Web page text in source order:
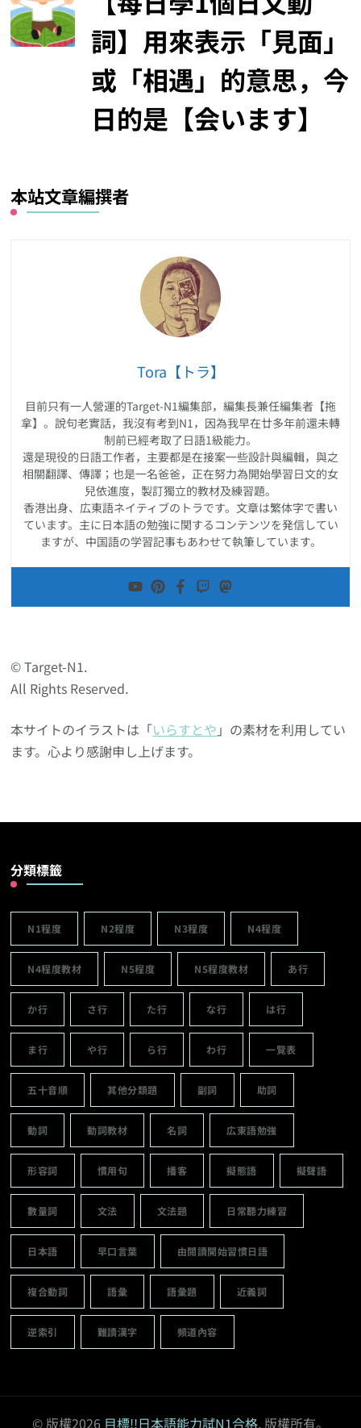
詞】用來表示「見面」
或「相遇」的意思，今
日的是【会います】
本站文章編撰者
Tora【トラ】
目前只有一人營運的Target-N1編集部，編集長兼任編集者【拖
拿】。說句老實話，我沒有考到N1，因為我早在廿多年前還未轉
制前已經考取了日語1級能力。
還是現役的日語工作者，主要都是在接案一些設計與編輯，與之
相關翻譯、傳譯；也是一名爸爸，正在努力為開始學習日文的女
兒依進度，製訂獨立的教材及練習題。
香港出身、広東語ネイティブのトラです。文章は繁体字で書い
ています。主に日本語の勉強に関するコンテンツを発信してい
ますが、中国語の学習記事もあわせて執筆しています。
© Target-N1.
All Rights Reserved.
本サイトのイラストは「いらすとや 」の素材を利用してい
ます。心より感謝申し上げます。
分類標籤
N1程度 N2程度 N3程度 N4程度
N4程度教材 N5程度 N5程度教材 あ行
か行 さ行 た行 な行 は行
ま行 や行 ら行 わ行 一覽表
五十音順 其他分類題 副詞 助詞
動詞 動詞教材 名詞 広東語勉強
形容詞 慣用句 播客 擬態語 擬聲語
數量詞 文法 文法題 日常聽力練習
日本語 早口言葉 由閱讀開始習慣日語
複合動詞 語彙 語彙題 近義詞
逆索引 難讀漢字 頻道內容
© 版權2026 目標!!日本語能力試N1合格. 版權所有。